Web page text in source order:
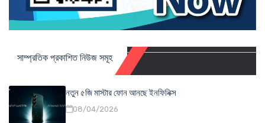
সাম্প্রতিক প্রকাশিত নিউজ সমূহ
নতুন ৫জি মাস্টার ফোন আনছে ইনফিনিক্স
08/04/2026